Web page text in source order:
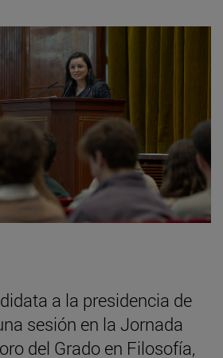
a la presidencia de
sesión en la Jornada
del Grado en Filosofía,